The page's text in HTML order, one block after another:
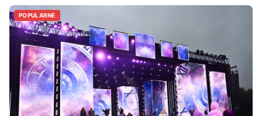
POPULARNE